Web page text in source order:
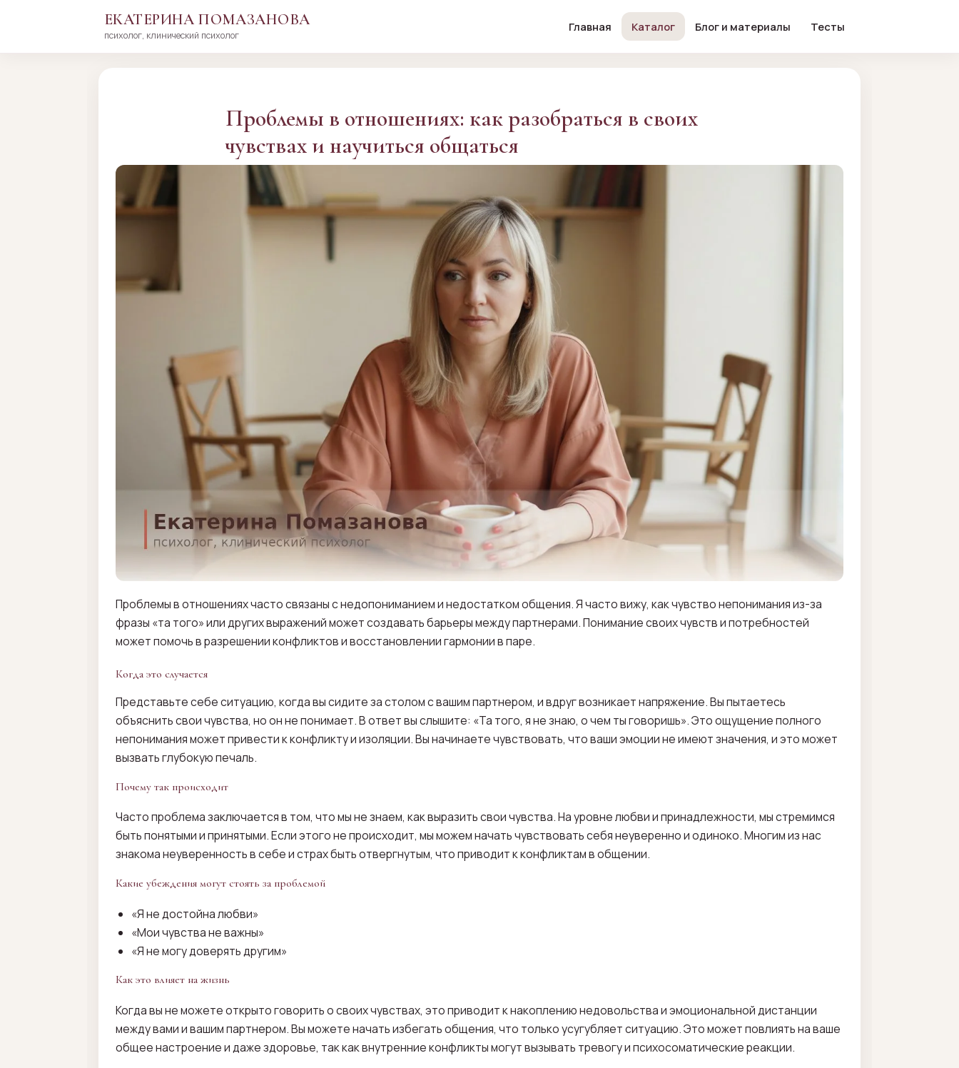
ЕКАТЕРИНА ПОМАЗАНОВА
психолог, клинический психолог
Главная Каталог Блог и материалы Тесты
Проблемы в отношениях: как разобраться в своих
чувствах и научиться общаться
Проблемы в отношениях часто связаны с недопониманием и недостатком общения. Я часто вижу, как чувство непонимания из-за
фразы «та того» или других выражений может создавать барьеры между партнерами. Понимание своих чувств и потребностей
может помочь в разрешении конфликтов и восстановлении гармонии в паре.
Когда это случается
Представьте себе ситуацию, когда вы сидите за столом с вашим партнером, и вдруг возникает напряжение. Вы пытаетесь
объяснить свои чувства, но он не понимает. В ответ вы слышите: «Та того, я не знаю, о чем ты говоришь». Это ощущение полного
непонимания может привести к конфликту и изоляции. Вы начинаете чувствовать, что ваши эмоции не имеют значения, и это может
вызвать глубокую печаль.
Почему так происходит
Часто проблема заключается в том, что мы не знаем, как выразить свои чувства. На уровне любви и принадлежности, мы стремимся
быть понятыми и принятыми. Если этого не происходит, мы можем начать чувствовать себя неуверенно и одиноко. Многим из нас
знакома неуверенность в себе и страх быть отвергнутым, что приводит к конфликтам в общении.
Какие убеждения могут стоять за проблемой
«Я не достойна любви»
«Мои чувства не важны»
«Я не могу доверять другим»
Как это влияет на жизнь
Когда вы не можете открыто говорить о своих чувствах, это приводит к накоплению недовольства и эмоциональной дистанции
между вами и вашим партнером. Вы можете начать избегать общения, что только усугубляет ситуацию. Это может повлиять на ваше
общее настроение и даже здоровье, так как внутренние конфликты могут вызывать тревогу и психосоматические реакции.